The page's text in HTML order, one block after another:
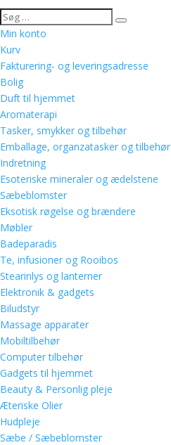
Min konto
Kurv
Fakturering- og leveringsadresse
Bolig
Duft til hjemmet
Aromaterapi
Tasker, smykker og tilbehør
Emballage, organzatasker og tilbehør
Indretning
Esoteriske mineraler og ædelstene
Sæbeblomster
Eksotisk røgelse og brændere
Møbler
Badeparadis
Te, infusioner og Rooibos
Stearinlys og lanterner
Elektronik & gadgets
Biludstyr
Massage apparater
Mobiltilbehør
Computer tilbehør
Gadgets til hjemmet
Beauty & Personlig pleje
Æteriske Olier
Hudpleje
Sæbe / Sæbeblomster